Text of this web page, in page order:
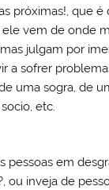
próximas!, que é
ele vem de onde
julgam por
a sofrer
uma sogra, de
etc.
pessoas em
ou inveja de